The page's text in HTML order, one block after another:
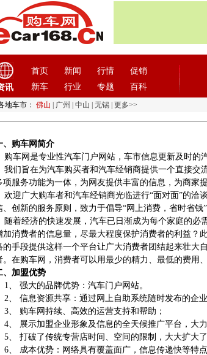
讯
首页 新闻 行情
促销
新车
行业 专题 百科
地车市： 佛山 广州 中山 无锡 更多>>
、购车网简介
车网是专业性汽车门户网站，车市信息更新及时的
们旨在为汽车购买者和汽车经销商提供一个直接交
项服务功能为一体，为网友提供丰富的信息，为商家
迎广大购车者和汽车经销商光临进行“面对面”的洽
、创新的服务原则，致力于倡导“网上消费，省时省
着经济的快速发展，汽车已日渐成为每个家庭的必
加消费者的信息量，尽最大程度保护消费者的利益？
的手段提供这样一个平台让广大消费者团结起来壮大
。在购车网，消费者可以用最少的精力、最低的费用
、加盟优势
、 强大的品牌优势：汽车门户网站。
、 信息资源共享：通过网上自助系统随时发布的企
、 购车网持续、高效的运营支持和帮助；
、 展示加盟企业形象及信息的全天候推广平台，大力
、 打破了传统专营店时间、空间的限制，大大扩大
、 成本优势：网络具有覆盖面广，信息传递快等特